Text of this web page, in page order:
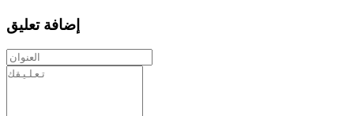
إضافة تعليق